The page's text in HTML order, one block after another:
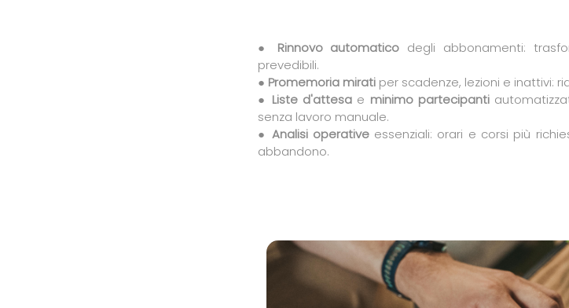
● Rinnovo automatico degli abbonamenti:
prevedibili.
● Promemoria mirati per scadenze, lezioni e inattivi:
● Liste d'attesae minimo partecipanti
senza lavoro manuale.
● Analisi operativeessenziali: orari e corsi più
abbandono.